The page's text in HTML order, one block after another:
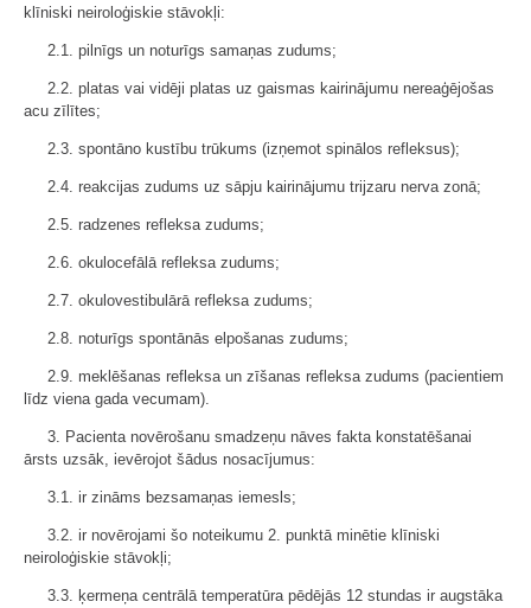
klīniski neiroloģiskie stāvokļi:
2.1. pilnīgs un noturīgs samaņas zudums;
2.2. platas vai vidēji platas uz gaismas kairinājumu nereaģējošas
acu zīlītes;
2.3. spontāno kustību trūkums (izņemot spinālos refleksus);
2.4. reakcijas zudums uz sāpju kairinājumu trijzaru nerva zonā;
2.5. radzenes refleksa zudums;
2.6. okulocefālā refleksa zudums;
2.7. okulovestibulārā refleksa zudums;
2.8. noturīgs spontānās elpošanas zudums;
2.9. meklēšanas refleksa un zīšanas refleksa zudums (pacientiem
līdz viena gada vecumam).
3. Pacienta novērošanu smadzeņu nāves fakta konstatēšanai
ārsts uzsāk, ievērojot šādus nosacījumus:
3.1. ir zināms bezsamaņas iemesls;
3.2. ir novērojami šo noteikumu 2. punktā minētie klīniski
neiroloģiskie stāvokļi;
3.3. ķermeņa centrālā temperatūra pēdējās 12 stundas ir augstāka